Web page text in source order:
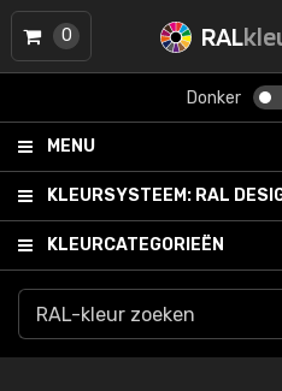
RAL
Donker
MENU
KLEURSYSTEEM: RAL
KLEURCATEGORIEËN
0